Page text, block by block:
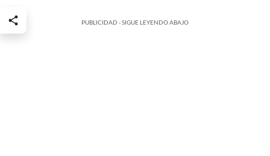
PUBLICIDAD - SIGUE LEYENDO ABAJO